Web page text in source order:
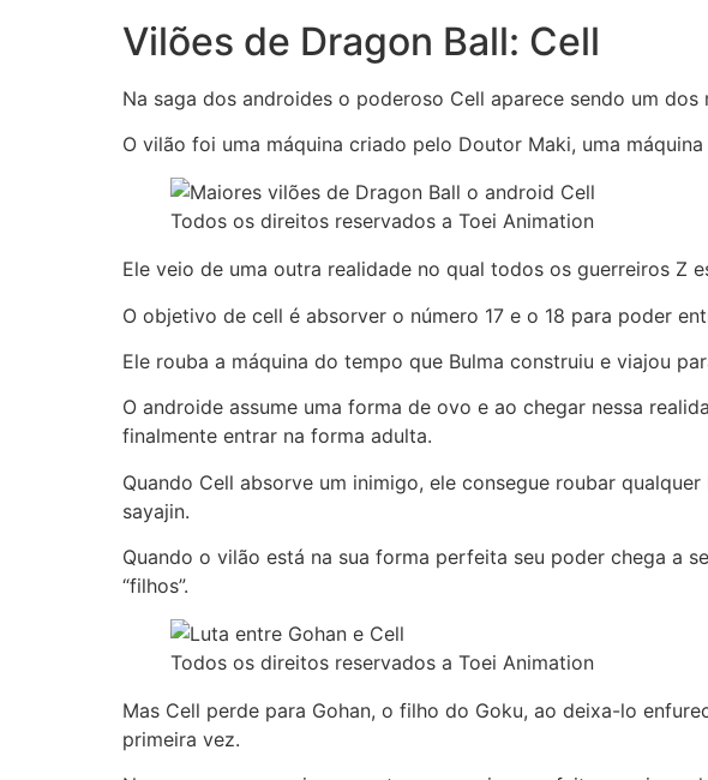
Vilões de Dragon Ball: Cell
Na saga dos androides o poderoso Cell aparece sendo um
O vilão foi uma máquina criado pelo Doutor Maki, uma
Todos os direitos reservados a Toei Animation
Ele veio de uma outra realidade no qual todos os guerreiros Z
O objetivo de cell é absorver o número 17 e o 18 para poder
Ele rouba a máquina do tempo que Bulma construiu e viajou
O androide assume uma forma de ovo e ao chegar nessa
finalmente entrar na forma adulta.
Quando Cell absorve um inimigo, ele consegue roubar
sayajin.
Quando o vilão está na sua forma perfeita seu poder chega a
“filhos”.
Todos os direitos reservados a Toei Animation
Mas Cell perde para Gohan, o filho do Goku, ao deixa-lo
primeira vez.